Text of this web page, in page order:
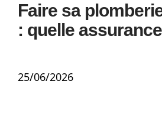
Faire sa
: quelle
25/06/2026